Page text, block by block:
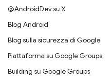
@AndroidDev su X
Blog Android
Blog sulla sicurezza di Google
Piattaforma su Google Groups
Building su Google Groups